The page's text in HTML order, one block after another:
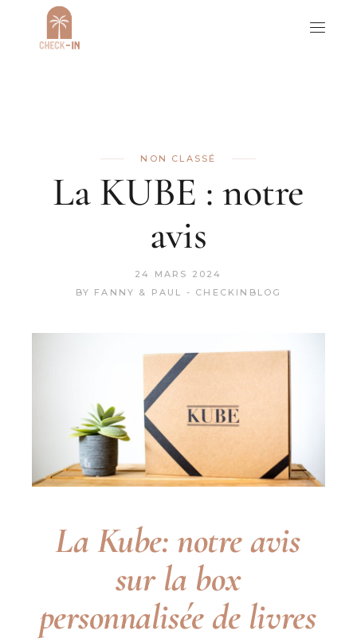
NON CLASSÉ
La KUBE : notre
avis
24 MARS 2024
BY FANNY & PAUL - CHECKINBLOG
La Kube: notre avis
sur la box
personnaliséede livres